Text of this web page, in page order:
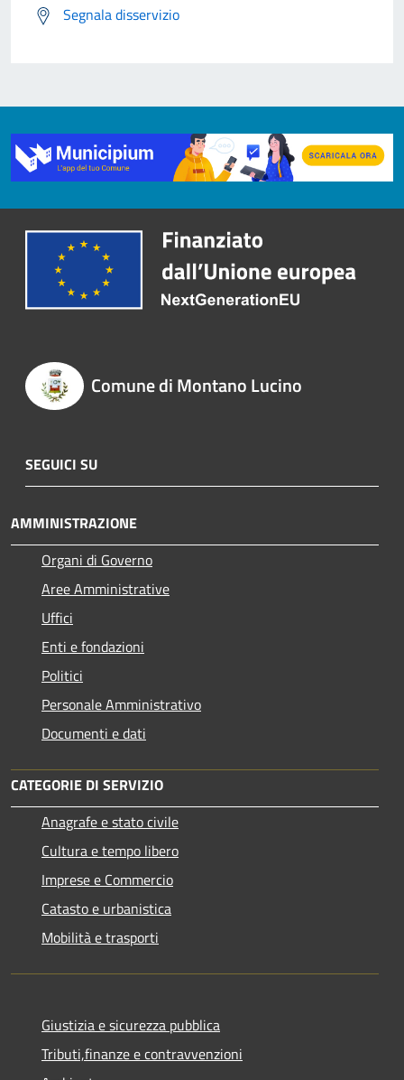
Segnala disservizio
Comune di Montano Lucino
SEGUICI SU
AMMINISTRAZIONE
Organi di Governo
Aree Amministrative
Uffici
Enti e fondazioni
Politici
Personale Amministrativo
Documenti e dati
CATEGORIE DI SERVIZIO
Anagrafe e stato civile
Cultura e tempo libero
Imprese e Commercio
Catasto e urbanistica
Mobilità e trasporti
Giustizia e sicurezza pubblica
Tributi,finanze e contravvenzioni